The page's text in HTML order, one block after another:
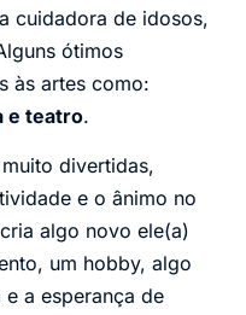
cuidadora de idosos,
ótimos
às artes como:
e teatro.
divertidas,
e o ânimo no
algo novo ele(a)
um hobby, algo
e a esperança de